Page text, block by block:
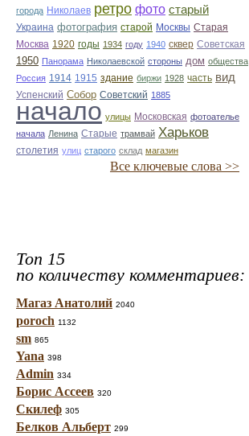
города Николаев ретро фото старый
Украина фотография старой Москвы Старая
Москва 1920 годы 1934 году 1940 сквер Советская
1950 Панорама Николаевской стороны дом общества
Россия 1914 1915 здание биржи 1928 часть вид
Успенский Собор Советский 1885
начало улицы Московская фотоателье
начала Ленина Старые трамвай Харьков
столетия улиц старого склад магазин
Все ключевые слова >>
Топ 15
по количеству комментариев:
Магаз Анатолий 2040
poroch 1132
sm 865
Yana 398
Admin 334
Борис Ассеев 320
Скилеф 305
Белков Альберт 299